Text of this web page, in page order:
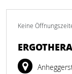
Keine